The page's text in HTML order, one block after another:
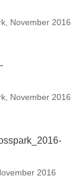
November 2016
November 2016
2016